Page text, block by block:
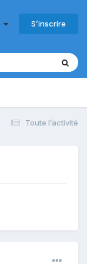
S’inscrire
Toute l’activité